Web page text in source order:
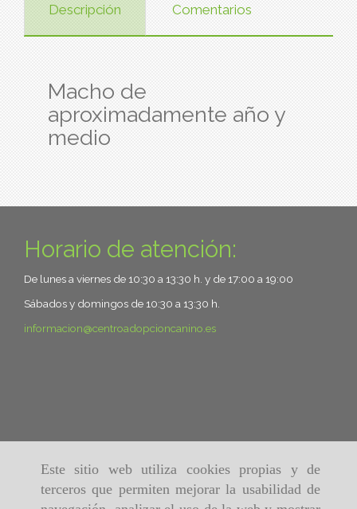
Este sitio web utiliza cookies propias y de
terceros que permiten mejorar la usabilidad de
Descripción Comentarios
Macho de
aproximadamente año y
medio
Horario de atención:
De lunes a viernes de 10:30 a 13:30 h. y de 17:00 a 19:00
Sábados y domingos de 10:30 a 13:30 h.
informacion
centroadopcioncanino.es